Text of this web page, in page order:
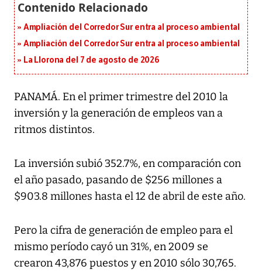
Ampliación del Corredor Sur entra al proceso ambiental
Ampliación del Corredor Sur entra al proceso ambiental
La Llorona del 7 de agosto de 2026
PANAMÁ. En el primer trimestre del 2010 la
inversión y la generación de empleos van a
ritmos distintos.
La inversión subió 352.7%, en comparación con
el año pasado, pasando de $256 millones a
$903.8 millones hasta el 12 de abril de este año.
Pero la cifra de generación de empleo para el
mismo período cayó un 31%, en 2009 se
crearon 43,876 puestos y en 2010 sólo 30,765.